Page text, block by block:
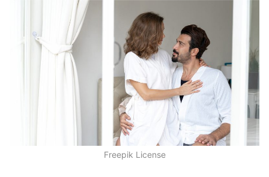
Freepik License